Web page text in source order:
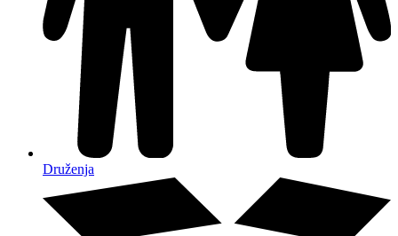
Druženja